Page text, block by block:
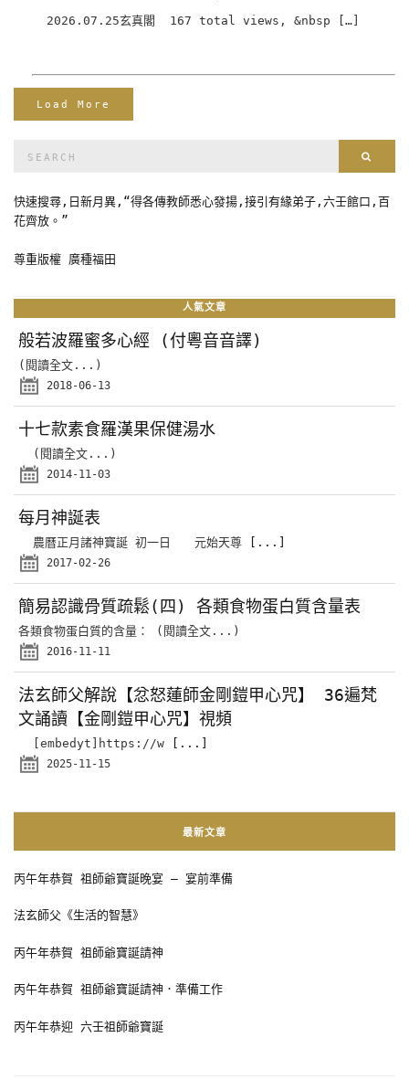
2026.07.25玄真閣 167 total views, &nbsp […]
Load More
快速搜尋,日新月異,“得各傳教師悉心發揚,接引有緣弟子,六壬館口,百
花齊放。”
尊重版權 廣種福田
人氣文章
般若波羅蜜多心經 (付粵音音譯)
(閱讀全文...)
2018-06-13
十七款素食羅漢果保健湯水
(閱讀全文...)
2014-11-03
每月神誕表
農曆正月諸神寶誕 初一日 元始天尊 [...]
2017-02-26
簡易認識骨質疏鬆(四) 各類食物蛋白質含量表
各類食物蛋白質的含量： (閱讀全文...)
2016-11-11
法玄師父解說【忿怒蓮師金剛鎧甲心咒】 36遍梵
文誦讀【金剛鎧甲心咒】視頻
[embedyt]https://w [...]
2025-11-15
最新文章
丙午年恭賀 祖師爺寶誕晚宴 – 宴前準備
法玄師父《生活的智慧》
丙午年恭賀 祖師爺寶誕請神
丙午年恭賀 祖師爺寶誕請神．準備工作
丙午年恭迎 六壬祖師爺寶誕